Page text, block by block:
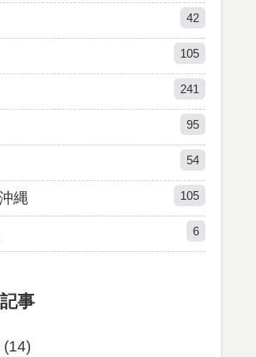
42
105
241
95
54
縄 105
6
事
(14)